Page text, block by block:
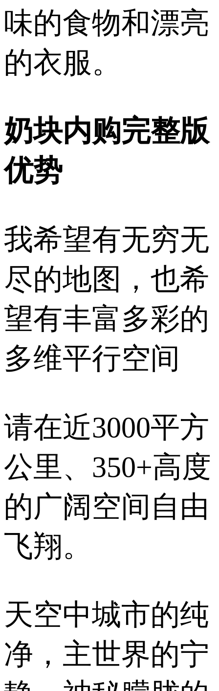
味的食物和漂亮
的衣服。
奶块内购完整版
优势
我希望有无穷无
尽的地图，也希
望有丰富多彩的
多维平行空间
请在近3000平方
公里、350+高度
的广阔空间自由
飞翔。
天空中城市的纯
净，主世界的宁